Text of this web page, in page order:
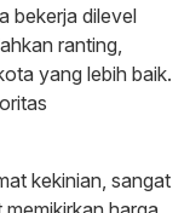
bekerja dilevel
ranting,
yang lebih baik.
kekinian, sangat